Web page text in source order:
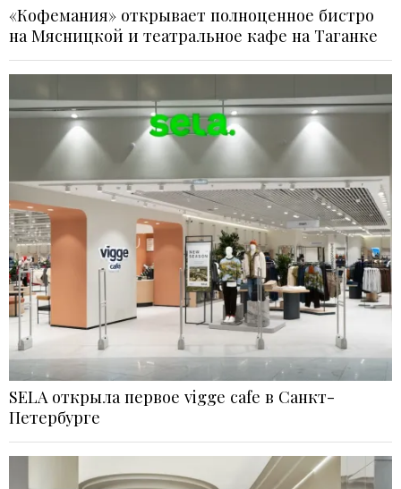
«Кофемания» открывает полноценное бистро
на Мясницкой и театральное кафе на Таганке
SELA открыла первое vigge cafe в Санкт-
Петербурге